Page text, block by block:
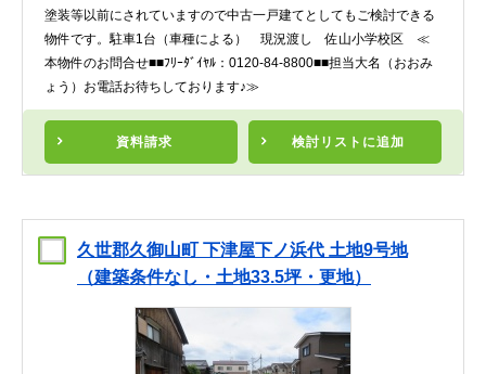
資料請求 検討リスト に追加
塗装等以前にされていますので中古一戸建てとしてもご検討できる
物件です。駐車1台（車種による） 現況渡し 佐山小学校区 ≪
本物件のお問合せ■■ﾌﾘｰﾀﾞｲﾔﾙ：0120-84-8800■■担当大名（おおみ
ょう）お電話お待ちしております♪≫
久世郡久御山町 下津屋下ノ浜代 土地9号地
（建築条件なし・土地33.5坪・更地）